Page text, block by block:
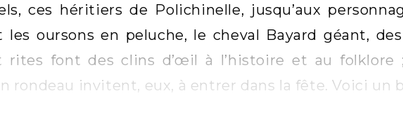
ces héritiers de Polichinelle, jusqu’aux
les oursons en peluche, le cheval Bayard géant,
rites font des clins d’œil à l’histoire et au folklore
rondeau invitent, eux, à entrer dans la fête. Voici un